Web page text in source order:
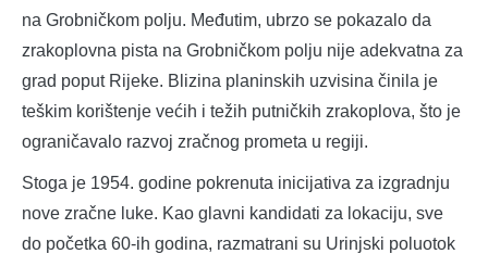
na Grobničkom polju. Međutim, ubrzo se pokazalo da
zrakoplovna pista na Grobničkom polju nije adekvatna za
grad poput Rijeke. Blizina planinskih uzvisina činila je
teškim korištenje većih i težih putničkih zrakoplova, što je
ograničavalo razvoj zračnog prometa u regiji.
Stoga je 1954. godine pokrenuta inicijativa za izgradnju
nove zračne luke. Kao glavni kandidati za lokaciju, sve
do početka 60-ih godina, razmatrani su Urinjski poluotok